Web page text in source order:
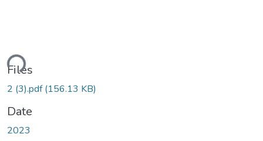
Files
2 (3).pdf(156.13 KB)
Date
2023